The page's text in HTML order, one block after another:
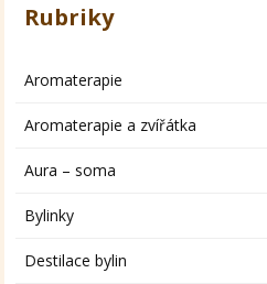
Rubriky
Aromaterapie
Aromaterapie a zvířátka
Aura – soma
Bylinky
Destilace bylin